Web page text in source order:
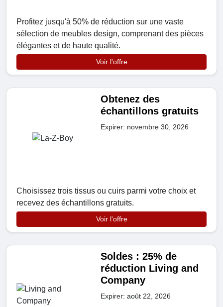
Profitez jusqu'à 50% de réduction sur une vaste
sélection de meubles design, comprenant des pièces
élégantes et de haute qualité.
Voir l'offre
Obtenez des
échantillons gratuits
Expirer: novembre 30, 2026
Choisissez trois tissus ou cuirs parmi votre choix et
recevez des échantillons gratuits.
Voir l'offre
Soldes : 25% de
réduction Living and
Company
Expirer: août 22, 2026